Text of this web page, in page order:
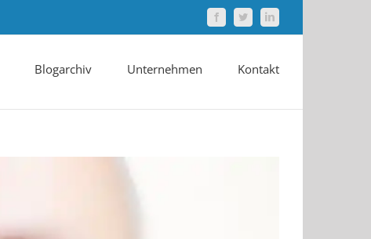
FacebookTwitterLinkedIn
Blogarchiv Unternehmen Kontakt